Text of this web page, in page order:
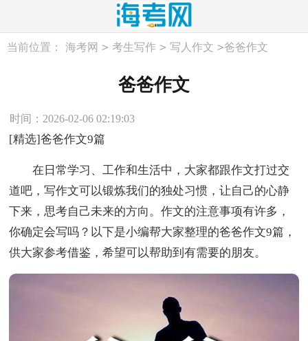
当前位置： 海考网 > 考生写作 > 写人作文 >爸爸作文
爸爸作文
时间：2026-02-06 02:19:03
[精选]爸爸作文9篇
在日常学习、工作和生活中，大家都跟作文打过交
道吧，写作文可以锻炼我们的独处习惯，让自己的心静
下来，思考自己未来的方向。作文的注意事项有许多，
你确定会写吗？以下是小编帮大家整理的爸爸作文9篇，
供大家参考借鉴，希望可以帮助到有需要的朋友。